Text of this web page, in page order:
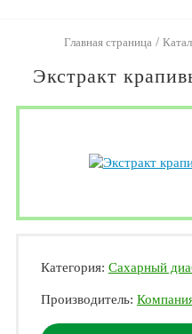
Главная страница /
Экстракт
Категория: Сахарный
Производитель: